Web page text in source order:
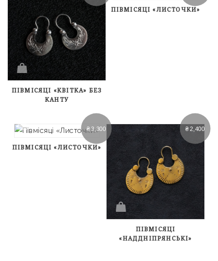
ПІВМІСЯЦІ «КВІТКА» БЕЗ
КАНТУ
ПІВМІСЯЦІ «ЛИСТОЧКИ»
₴3,300
ПІВМІСЯЦІ «ЛИСТОЧКИ»
₴2,400
ПІВМІСЯЦІ
«НАДДНІПРЯНСЬКІ»